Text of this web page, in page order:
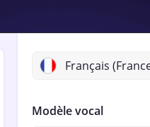
Français
Modèle vocal